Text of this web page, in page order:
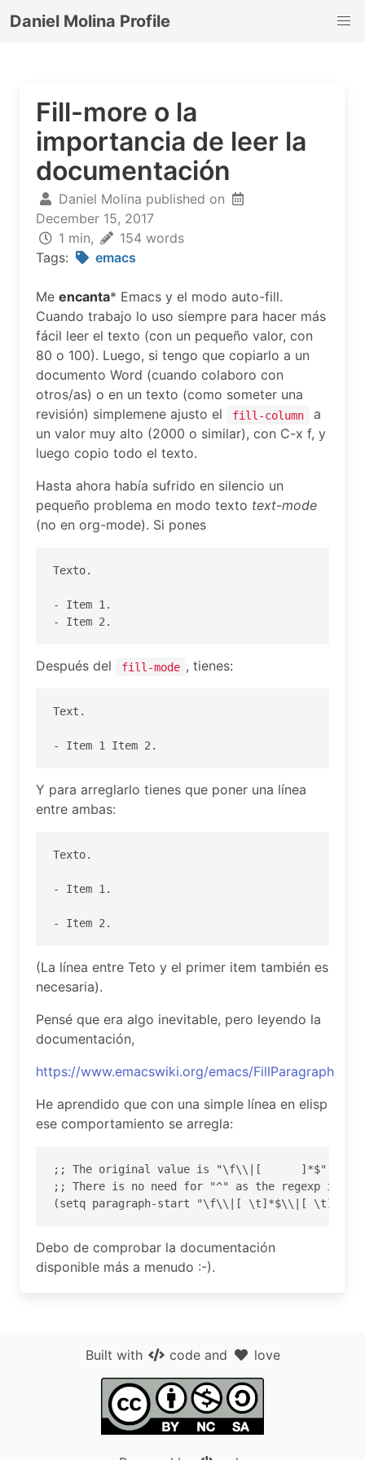
Daniel Molina Profile
Fill-more o la
importancia de leer la
documentación
Daniel Molina published on
December 15, 2017
1 min,
154 words
Tags:
emacs
Me encanta* Emacs y el modo auto-fill.
Cuando trabajo lo uso siempre para hacer más
fácil leer el texto (con un pequeño valor, con
80 o 100). Luego, si tengo que copiarlo a un
documento Word (cuando colaboro con
otros/as) o en un texto (como someter una
revisión) simplemene ajusto el
fill-column
a
un valor muy alto (2000 o similar), con C-x f, y
luego copio todo el texto.
Hasta ahora había sufrido en silencio un
pequeño problema en modo texto text-mode
(no en org-mode). Si pones
Texto.
- Item 1.
Después del fill-mode , tienes:
Text.
Y para arreglarlo tienes que poner una línea
entre ambas:
Texto.
- Item 1.
(La línea entre Teto y el primer item también es
necesaria).
Pensé que era algo inevitable, pero leyendo la
documentación,
https://www.emacswiki.org/emacs/FillParagraph
He aprendido que con una simple línea en elisp
ese comportamiento se arregla:
;; The original value is "\f\\|[      ]*$", so
;; There is no need for "^" as the regexp is
Debo de comprobar la documentación
disponible más a menudo :-).
Built with codeand love